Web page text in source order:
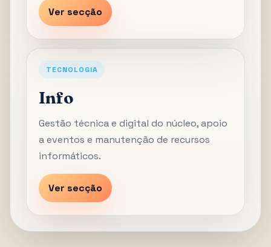
Ver secção
TECNOLOGIA
Info
Gestão técnica e digital do núcleo, apoio
a eventos e manutenção de recursos
informáticos.
Ver secção